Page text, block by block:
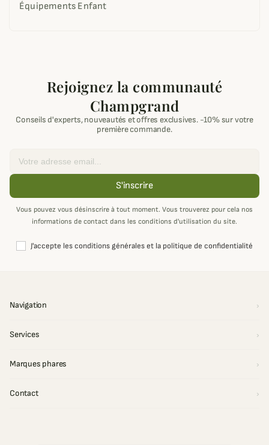
Équipements Enfant
Rejoignez la communauté
Champgrand
Conseils d'experts, nouveautés et offres exclusives. -10% sur votre
première commande.
S'inscrire
Vous pouvez vous désinscrire à tout moment. Vous trouverez pour cela nos
informations de contact dans les conditions d'utilisation du site.
J'accepte les conditions générales et la politique de confidentialité
Navigation
Services
Marques phares
Contact